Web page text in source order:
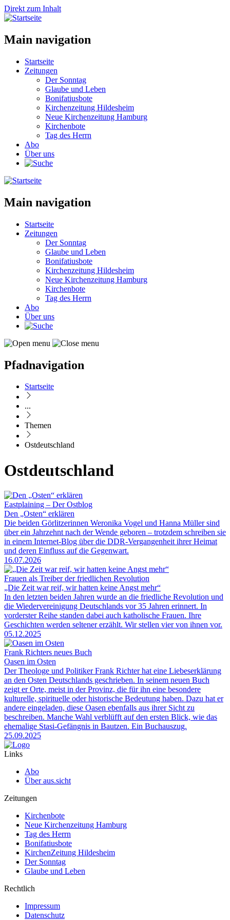
Direkt zum Inhalt
Main navigation
Startseite
Zeitungen
Der Sonntag
Glaube und Leben
Bonifatiusbote
Kirchenzeitung Hildesheim
Neue Kirchenzeitung Hamburg
Kirchenbote
Tag des Herrn
Abo
Über uns
Main navigation
Startseite
Zeitungen
Der Sonntag
Glaube und Leben
Bonifatiusbote
Kirchenzeitung Hildesheim
Neue Kirchenzeitung Hamburg
Kirchenbote
Tag des Herrn
Abo
Über uns
Pfadnavigation
Startseite
...
Themen
Ostdeutschland
Ostdeutschland
Eastplaining – Der Ostblog
Den „Osten“ erklären
Die beiden Görlitzerinnen Weronika Vogel und Hanna Müller sind
über ein Jahrzehnt nach der Wende geboren – trotzdem schreiben sie
in einem Internet-Blog über die DDR-Vergangenheit ihrer Heimat
und deren Einfluss auf die Gegenwart.
16.07.2026
Frauen als Treiber der friedlichen Revolution
„Die Zeit war reif, wir hatten keine Angst mehr“
In den letzten beiden Jahren wurde an die friedliche Revolution und
die Wiedervereinigung Deutschlands vor 35 Jahren erinnert. In
vorderster Reihe standen dabei auch katholische Frauen. Ihre
Geschichten werden seltener erzählt. Wir stellen vier von ihnen vor.
05.12.2025
Frank Richters neues Buch
Oasen im Osten
Der Theologe und Politiker Frank Richter hat eine Liebeserklärung
an den Osten Deutschlands geschrieben. In seinem neuen Buch
zeigt er Orte, meist in der Provinz, die für ihn eine besondere
kulturelle, spirituelle oder historische Bedeutung haben. Dazu hat er
andere eingeladen, diese Oasen ebenfalls aus ihrer Sicht zu
beschreiben. Manche Wahl verblüfft auf den ersten Blick, wie das
ehemalige Stasi-Gefängnis in Bautzen. Ein Buchauszug.
25.09.2025
Links
Abo
Über aus.sicht
Zeitungen
Kirchenbote
Neue Kirchenzeitung Hamburg
Tag des Herrn
Bonifatiusbote
KirchenZeitung Hildesheim
Der Sonntag
Glaube und Leben
Rechtlich
Impressum
Datenschutz